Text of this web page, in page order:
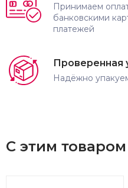
Принимаем
банковскими
платежей
Проверенная
Надёжно
С этим